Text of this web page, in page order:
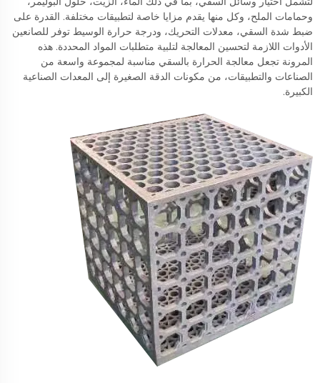
وحمامات الملح، وكل منها يقدم مزايا خاصة لتطبيقات مختلفة. القدرة على
ضبط شدة السقي، معدلات التحريك، ودرجة حرارة الوسيط توفر للصانعين
الأدوات اللازمة لتحسين المعالجة لتلبية متطلبات المواد المحددة. هذه
المرونة تجعل معالجة الحرارة بالسقي مناسبة لمجموعة واسعة من
الصناعات والتطبيقات، من مكونات الدقة الصغيرة إلى المعدات الصناعية
الكبيرة.